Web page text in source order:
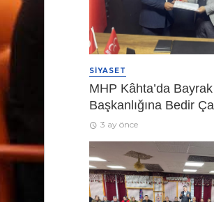
SIYASET
MHP Kâhta’da
Başkanlığına Bedir
3 ay önce